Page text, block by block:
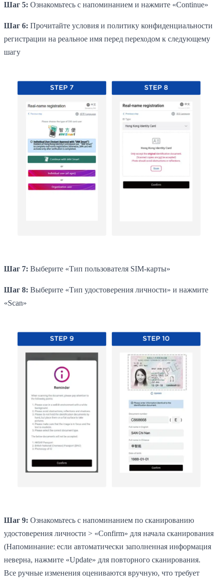
Шаг 5: Ознакомьтесь с напоминанием и нажмите «Continue»
Шаг 6: Прочитайте условия и политику конфиденциальности
регистрации на реальное имя перед переходом к следующему
шагу
Шаг 7: Выберите «Тип пользователя SIM-карты»
Шаг 8: Выберите «Тип удостоверения личности» и нажмите
«Scan»
Шаг 9: Ознакомьтесь с напоминанием по сканированию
удостоверения личности > «Confirm» для начала сканирования
(Напоминание: если автоматически заполненная информация
неверна, нажмите «Update» для повторного сканирования.
Все ручные изменения оцениваются вручную, что требует